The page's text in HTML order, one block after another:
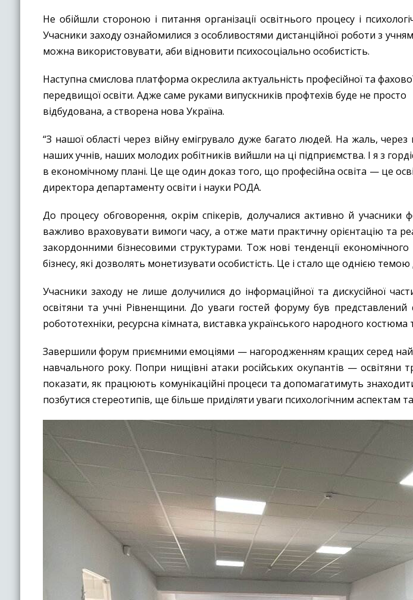
Не обійшли стороною і питання організації освітнього процесу і
Учасники заходу ознайомилися з особливостями дистанційної роботи з
можна використовувати, аби відновити психосоціально особистість.
Наступна смислова платформа окреслила актуальність професійної та
передвищої освіти. Адже саме руками випускників профтехів буде не просто
відбудована, а створена нова Україна.
“З нашої області через війну емігрувало дуже багато людей. На жаль,
наших учнів, наших молодих робітників вийшли на ці підприємства. І я з
в економічному плані. Це ще один доказ того, що професійна освіта — це
директора департаменту освіти і науки РОДА.
До процесу обговорення, окрім спікерів, долучалися активно й
важливо враховувати вимоги часу, а отже мати практичну орієнтацію та
закордонними бізнесовими структурами. Тож нові тенденції
бізнесу, які дозволять монетизувати особистість. Це і стало ще однією
Учасники заходу не лише долучилися до інформаційної та дискусійної
освітяни та учні Рівненщини. До уваги гостей форуму був
робототехніки, ресурсна кімната, виставка українського народного
Завершили форум приємними емоціями — нагородженням кращих серед
навчального року. Попри нищівні атаки російських окупантів —
показати, як працюють комунікаційні процеси та допомагатимуть
позбутися стереотипів, ще більше приділяти уваги психологічним аспектам